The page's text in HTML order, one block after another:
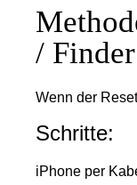
/
Wenn der
Schritte:
iPhone per